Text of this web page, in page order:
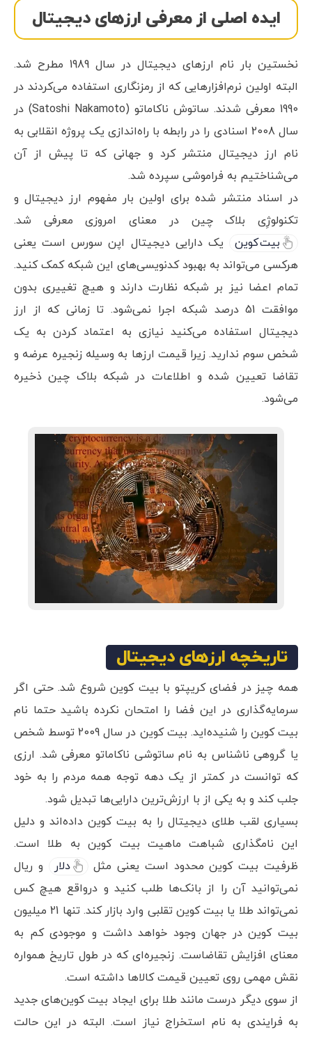
ایده اصلی از معرفی ارزهای دیجیتال
نخستین بار نام ارزهای دیجیتال در سال 1989 مطرح شد.
البته اولین نرم‌افزارهایی که از رمزنگاری استفاده می‌کردند در
1990 معرفی شدند. ساتوش ناکاماتو (Satoshi Nakamoto) در
سال 2008 اسنادی را در رابطه با راه‌اندازی یک پروژه انقلابی به
نام ارز دیجیتال منتشر کرد و جهانی که تا پیش از آن
می‌شناختیم به فراموشی سپرده شد.
در اسناد منتشر شده برای اولین بار مفهوم ارز دیجیتال و
تکنولوژِی بلاک چین در معنای امروزی معرفی شد.
بیت کوین
یک دارایی دیجیتال اپن سورس است یعنی
هرکسی می‌تواند به بهبود کدنویسی‌های این شبکه کمک کنید.
تمام اعضا نیز بر شبکه نظارت دارند و هیچ تغییری بدون
موافقت 51 درصد شبکه اجرا نمی‌شود. تا زمانی که از ارز
دیجیتال استفاده می‌کنید نیازی به اعتماد کردن به یک
شخص سوم ندارید. زیرا قیمت ارزها به وسیله زنجیره عرضه و
تقاضا تعیین شده و اطلاعات در شبکه بلاک چین ذخیره
می‌شود.
تاریخچه ارزهای دیجیتال
همه چیز در فضای کریپتو با بیت کوین شروع شد. حتی اگر
سرمایه‌گذاری در این فضا را امتحان نکرده باشید حتما نام
بیت کوین را شنیده‌اید. بیت کوین در سال 2009 توسط شخص
یا گروهی ناشناس به نام ساتوشی ناکاماتو معرفی شد. ارزی
که توانست در کمتر از یک دهه توجه همه مردم را به خود
جلب کند و به یکی از با ارزش‌ترین دارایی‌ها تبدیل شود.
بسیاری لقب طلای دیجیتال را به بیت کوین داده‌اند و دلیل
این نامگذاری شباهت ماهیت بیت کوین به طلا است.
ظرفیت بیت کوین محدود است یعنی مثل
دلار
و ریال
نمی‌توانید آن را از بانک‌ها طلب کنید و درواقع هیچ کس
نمی‌تواند طلا یا بیت کوین تقلبی وارد بازار کند. تنها 21 میلیون
بیت کوین در جهان وجود خواهد داشت و موجودی کم به
معنای افزایش تقاضاست. زنجیره‌ای که در طول تاریخ همواره
نقش مهمی روی تعیین قیمت کالاها داشته است.
از سوی دیگر درست مانند طلا برای ایجاد بیت کوین‌های جدید
به فرایندی به نام استخراج نیاز است. البته در این حالت